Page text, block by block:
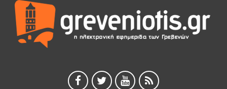
5 Αυγούστου 2026
ΑΗ ΛΑΟΣ | 5 Αυγούστου | Υπαίθριο Θέατρο “Καστράκι”,
Γρεβενά
5 Αυγούστου 2026
5 Αυγούστου 2026